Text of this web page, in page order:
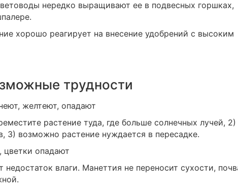
нередко выращивают ее в подвесных горшках,
хорошо реагирует на внесение удобрений с высоким
трудности
желтеют, опадают
растение туда, где больше солнечных лучей, 2)
3) возможно растение нуждается в пересадке.
цветки опадают
влаги. Манеттия не переносит сухости,